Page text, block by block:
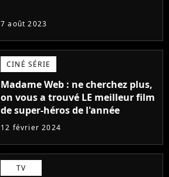
7 août 2023
CINÉ SÉRIE
Madame Web : ne cherchez plus,
on vous a trouvé LE meilleur film
de super-héros de l'année
12 février 2024
TV